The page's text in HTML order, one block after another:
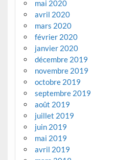
mai 2020
avril 2020
mars 2020
février 2020
janvier 2020
décembre 2019
novembre 2019
octobre 2019
septembre 2019
août 2019
juillet 2019
juin 2019
mai 2019
avril 2019